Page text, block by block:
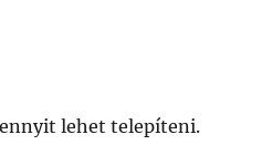
lehet telepíteni.